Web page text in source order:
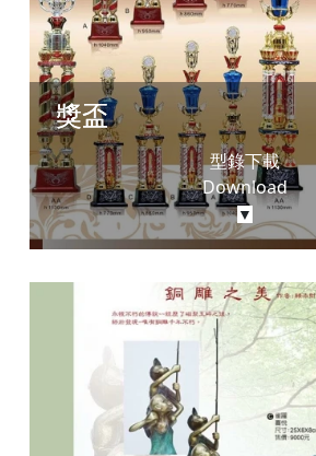
獎盃
型錄下載
Download
▼